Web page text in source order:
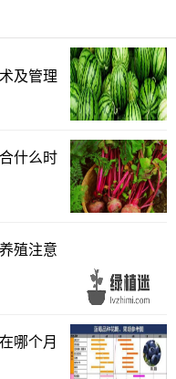
致死棵。
，浇灌大水，将盐类物质
，适当进行根外追农家
促进生根。
病害及时喷洒药剂，
嘧菌酯蘸根后移栽，初
及管理
什么时
殖注意
哪个月